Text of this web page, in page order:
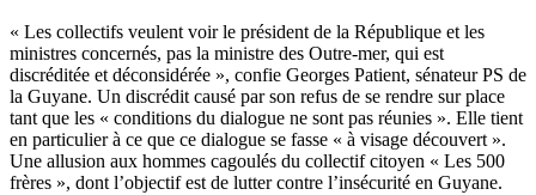
« Les collectifs veulent voir le président de la République et les
ministres concernés, pas la ministre des Outre-mer, qui est
discréditée et déconsidérée », confie Georges Patient, sénateur PS de
la Guyane. Un discrédit causé par son refus de se rendre sur place
tant que les « conditions du dialogue ne sont pas réunies ». Elle tient
en particulier à ce que ce dialogue se fasse « à visage découvert ».
Une allusion aux hommes cagoulés du collectif citoyen « Les 500
frères », dont l’objectif est de lutter contre l’insécurité en Guyane.